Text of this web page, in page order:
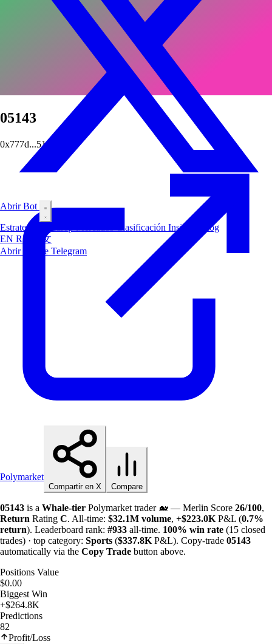
Abrir Bot
Estrategias Clasificación Insiders
Blog
EN RU
中文
Abrir Bot de Telegram
05143
0x777d...5143
Polymarket
Compartir en X Compare
05143 is a Whale-tier Polymarket trader 🐋 — Merlin Score 26/100,
Return Rating C. All-time: $32.1M volume, +$223.0K P&L (0.7%
return). Leaderboard rank: #933 all-time. 100% win rate (15 closed
trades) · top category: Sports ($337.8K P&L). Copy-trade 05143
automatically via the Copy Trade button above.
Positions Value
$0.00
Biggest Win
+$264.8K
Predictions
82
Profit/Loss